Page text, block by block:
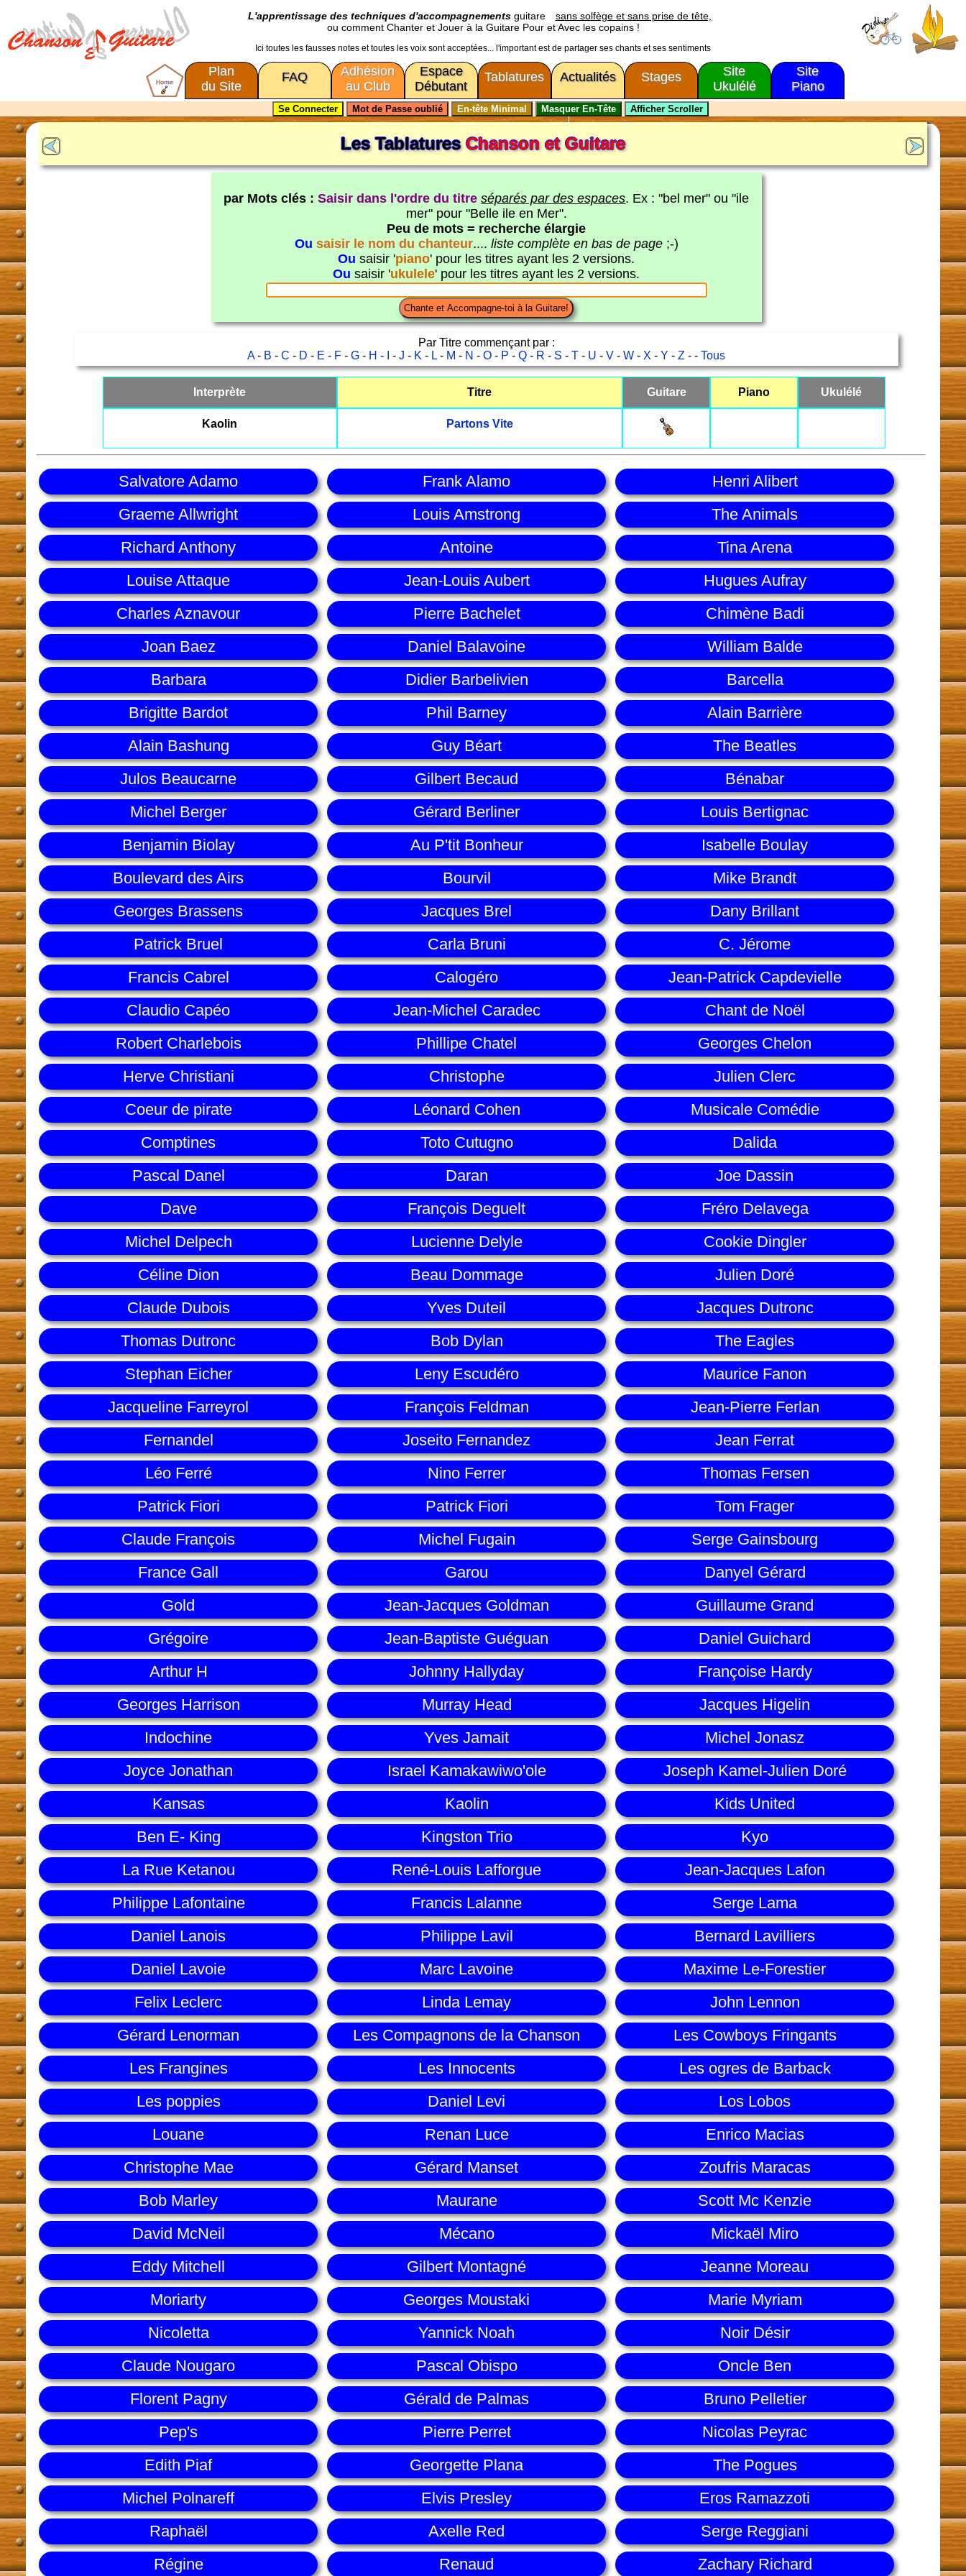
L'apprentissage des techniques d'accompagnementsguitare
sans solfège et sans prise de tête,
ou comment Chanter et Jouer à la Guitare Pour et Avec les copains !
Ici toutes les fausses notes et toutes les voix sont acceptées... l'important est de partager ses chants et ses sentiments
Plan
du Site
FAQ
Adhésion
au Club
Espace
Débutant
Tablatures Actualités Stages
Site
Ukulélé
Site
Piano
Les TablaturesChanson et Guitare
par Mots clés :Saisir dans l'ordre du titre séparés par des espaces. Ex : "bel mer" ou "ile
mer" pour "Belle ile en Mer".
Peu de mots = recherche élargie
Ou saisir le nom du chanteur.... liste complète en bas de page;-)
Ou saisir 'piano' pour les titres ayant les 2 versions.
Ou saisir 'ukulele' pour les titres ayant les 2 versions.
Par Titre commençant par :
A- B -C - D - E - F -G - H - -J - K - L - M - N -O - P -Q - R - S -T - U -V -W - X -Y -Z - -Tous
Interprète Titre Guitare Piano Ukulélé
Kaolin Partons Vite
Salvatore Adamo Frank Alamo
Henri Alibert
Graeme Allwright
Louis Amstrong
The Animals
Richard Anthony
Antoine
Tina Arena
Louise Attaque
Jean-Louis Aubert
Hugues Aufray
Charles Aznavour
Pierre Bachelet
Chimène Badi
Joan Baez
Daniel Balavoine
William Balde
Barbara
Didier Barbelivien
Barcella
Brigitte Bardot
Phil Barney
Alain Barrière
Alain Bashung
Guy Béart
The Beatles
Julos Beaucarne
Gilbert Becaud
Bénabar
Michel Berger
Gérard Berliner
Louis Bertignac
Benjamin Biolay
Au P'tit Bonheur
Isabelle Boulay
Boulevard des Airs
Bourvil
Mike Brandt
Georges Brassens
Jacques Brel
Dany Brillant
Patrick Bruel
Carla Bruni
C. Jérome
Francis Cabrel
Calogéro
Jean-Patrick Capdevielle
Claudio Capéo
Jean-Michel Caradec
Chant de Noël
Robert Charlebois
Phillipe Chatel
Georges Chelon
Herve Christiani
Christophe
Julien Clerc
Coeur de pirate
Léonard Cohen
Musicale Comédie
Comptines
Toto Cutugno
Dalida
Pascal Danel
Daran
Joe Dassin
Dave
François Deguelt
Fréro Delavega
Michel Delpech
Lucienne Delyle
Cookie Dingler
Céline Dion
Beau Dommage
Julien Doré
Claude Dubois
Yves Duteil
Jacques Dutronc
Thomas Dutronc
Bob Dylan
The Eagles
Stephan Eicher
Leny Escudéro
Maurice Fanon
Jacqueline Farreyrol
François Feldman
Jean-Pierre Ferlan
Fernandel
Joseito Fernandez
Jean Ferrat
Léo Ferré
Nino Ferrer
Thomas Fersen
Patrick Fiori
Patrick Fiori
Tom Frager
Claude François
Michel Fugain
Serge Gainsbourg
France Gall
Garou
Danyel Gérard
Gold
Jean-Jacques Goldman
Guillaume Grand
Grégoire
Jean-Baptiste Guéguan
Daniel Guichard
Arthur H
Johnny Hallyday
Françoise Hardy
Georges Harrison
Murray Head
Jacques Higelin
Indochine
Yves Jamait
Michel Jonasz
Joyce Jonathan
Israel Kamakawiwo'ole
Joseph Kamel-Julien Doré
Kansas
Kaolin
Kids United
Ben E- King
Kingston Trio
Kyo
La Rue Ketanou
René-Louis Lafforgue
Jean-Jacques Lafon
Philippe Lafontaine
Francis Lalanne
Serge Lama
Daniel Lanois
Philippe Lavil
Bernard Lavilliers
Daniel Lavoie
Marc Lavoine
Maxime Le-Forestier
Felix Leclerc
Linda Lemay
John Lennon
Gérard Lenorman
Les Compagnons de la Chanson
Les Cowboys Fringants
Les Frangines
Les Innocents
Les ogres de Barback
Les poppies
Daniel Levi
Los Lobos
Louane
Renan Luce
Enrico Macias
Christophe Mae
Gérard Manset
Zoufris Maracas
Bob Marley
Maurane
Scott Mc Kenzie
David McNeil
Mécano
Mickaël Miro
Eddy Mitchell
Gilbert Montagné
Jeanne Moreau
Moriarty
Georges Moustaki
Marie Myriam
Nicoletta
Yannick Noah
Noir Désir
Claude Nougaro
Pascal Obispo
Oncle Ben
Florent Pagny
Gérald de Palmas
Bruno Pelletier
Pep's
Pierre Perret
Nicolas Peyrac
Edith Piaf
Georgette Plana
The Pogues
Michel Polnareff
Elvis Presley
Eros Ramazzoti
Raphaël
Axelle Red
Serge Reggiani
Régine
Renaud Zachary Richard